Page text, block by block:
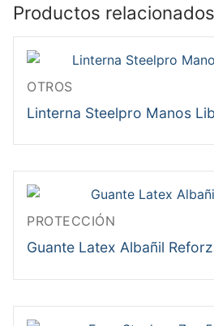
Productos relacionados
OTROS
Linterna Steelpro Manos
PROTECCIÓN
Guante Latex Albañil